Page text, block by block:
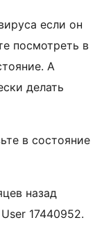
если он
посмотреть в
А
делать
в состояние
назад
17440952.